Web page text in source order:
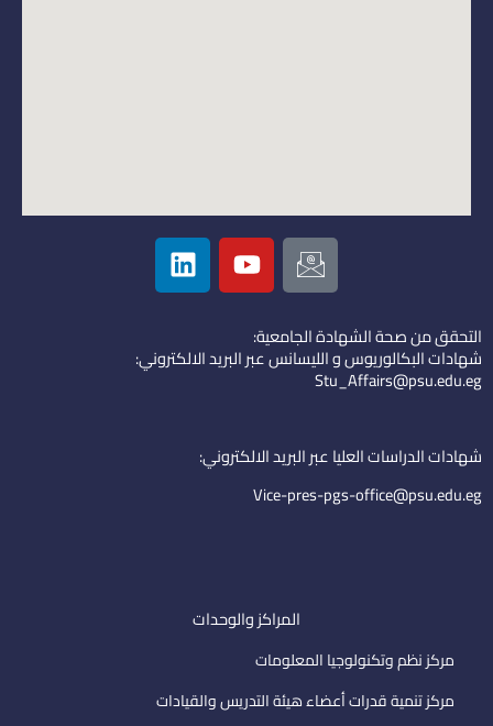
I
c
o
n
-
e
i
l
Y
o
u
u
b
L
i
n
e
d
التحقق من صحة الشهادة الجامعية:
شهادات البكالوريوس و الليسانس عبر البريد الالكتروني:
Stu_Affairs@psu.edu.eg
شهادات الدراسات العليا عبر البريد الالكتروني:
Vice-pres-pgs-office@psu.edu.eg
المراكز والوحدات
مركز نظم وتكنولوجيا المعلومات
مركز تنمية قدرات أعضاء هيئة التدريس والقيادات